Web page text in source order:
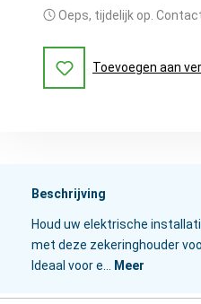
Oeps, tijdelijk op.
Toevoegen aan
Beschrijving
Houd uw elektrische
met deze zekeringhouder
Ideaal voor e… Meer